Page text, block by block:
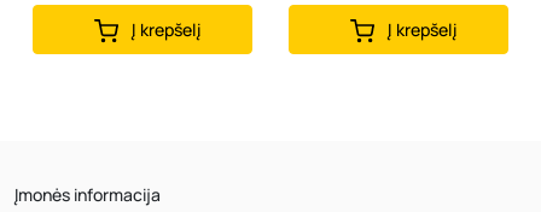
Į krepšelį Į krepšelį
Įmonės informacija